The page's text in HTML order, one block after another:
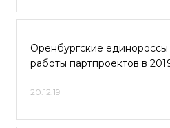
Оренбургские единороссы
работы партпроектов в
20.12.19